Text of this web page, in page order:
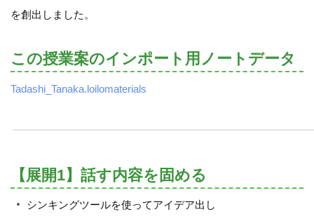
を創出しました。
この授業案のインポート用ノートデータ
Tadashi_Tanaka.loilomaterials
【展開1】話す内容を固める
シンキングツールを使ってアイデア出し